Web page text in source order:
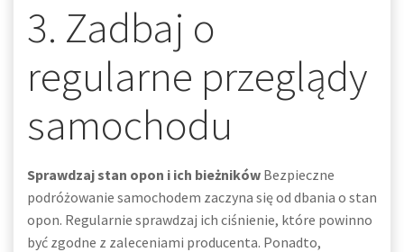
3. Zadbaj o
regularne przeglądy
samochodu
Sprawdzaj stan opon i ich bieżników Bezpieczne
podróżowanie samochodem zaczyna się od dbania o stan
opon. Regularnie sprawdzaj ich ciśnienie, które powinno
być zgodne z zaleceniami producenta. Ponadto,